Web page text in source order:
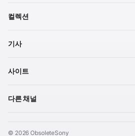
컬렉션
기사
사이트
다른 채널
© 2026 ObsoleteSony